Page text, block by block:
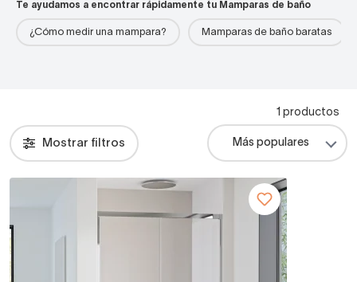
Te ayudamos a encontrar rápidamente tu Mamparas de baño
¿Cómo medir una mampara? Mamparas de baño baratas
Mostrar filtros
1 productos